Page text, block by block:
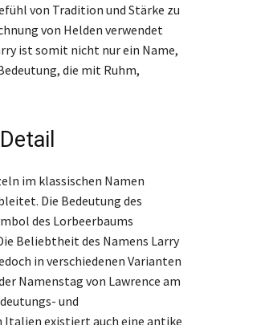
von Tradition und Stärke zu
von Helden verwendet
ist somit nicht nur ein Name,
die mit Ruhm,
im klassischen Namen
Die Bedeutung des
des Lorbeerbaums
Beliebtheit des Namens Larry
in verschiedenen Varianten
Namenstag von Lawrence am
und
Italien existiert auch eine antike